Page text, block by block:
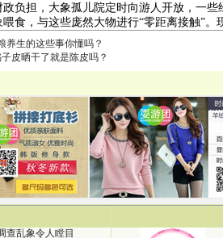
政负担，大象孤儿院定时向游人开放，一
喂食，与这些庞然大物进行“零距离接触”
养生的这些事你懂吗？
皮晒干了就是陈皮吗？
查乱象令人瞠目